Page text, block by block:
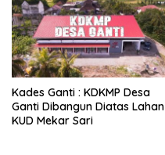
Kades Ganti : KDKMP Desa
Ganti Dibangun Diatas Lahan
KUD Mekar Sari